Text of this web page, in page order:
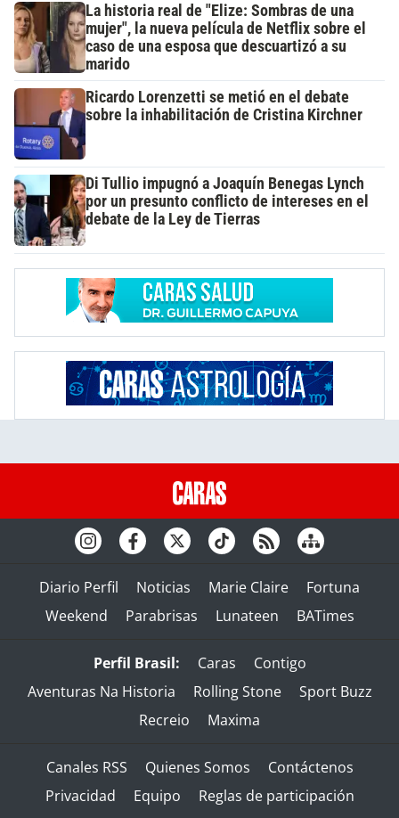
La historia real de "Elize: Sombras de una
mujer", la nueva película de Netflix sobre el
caso de una esposa que descuartizó a su
marido
Ricardo Lorenzetti se metió en el debate
sobre la inhabilitación de Cristina Kirchner
Di Tullio impugnó a Joaquín Benegas Lynch
por un presunto conflicto de intereses en el
debate de la Ley de Tierras
Diario Perfil Noticias Marie Claire
Fortuna
Weekend
Parabrisas Lunateen BATimes
Perfil Brasil: Caras
Contigo
Aventuras Na Historia
Rolling Stone
Sport Buzz
Recreio
Maxima
Canales RSS Quienes Somos
Contáctenos
Privacidad
Equipo
Reglas de participación